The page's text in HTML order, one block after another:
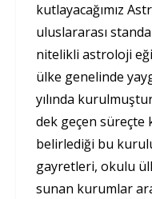
kutlayacağımız
uluslararası
nitelikli astroloji
ülke genelinde
yılında
dek geçen süreçte
belirlediği bu
gayretleri, okulu
sunan kurumlar